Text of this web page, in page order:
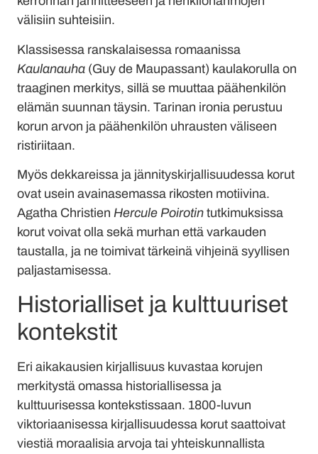
välisiin suhteisiin.
Klassisessa ranskalaisessa romaanissa
Kaulanauha (Guy de Maupassant) kaulakorulla on
traaginen merkitys, sillä se muuttaa päähenkilön
elämän suunnan täysin. Tarinan ironia perustuu
korun arvon ja päähenkilön uhrausten väliseen
ristiriitaan.
Myös dekkareissa ja jännityskirjallisuudessa korut
ovat usein avainasemassa rikosten motiivina.
Agatha Christien Hercule Poirotin tutkimuksissa
korut voivat olla sekä murhan että varkauden
taustalla, ja ne toimivat tärkeinä vihjeinä syyllisen
paljastamisessa.
Historialliset ja kulttuuriset
kontekstit
Eri aikakausien kirjallisuus kuvastaa korujen
merkitystä omassa historiallisessa ja
kulttuurisessa kontekstissaan. 1800-luvun
viktoriaanisessa kirjallisuudessa korut saattoivat
viestiä moraalisia arvoja tai yhteiskunnallista